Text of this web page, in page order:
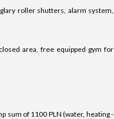
roller shutters, alarm system,
area, free equipped gym for
sum of 1100 PLN (water, heating -